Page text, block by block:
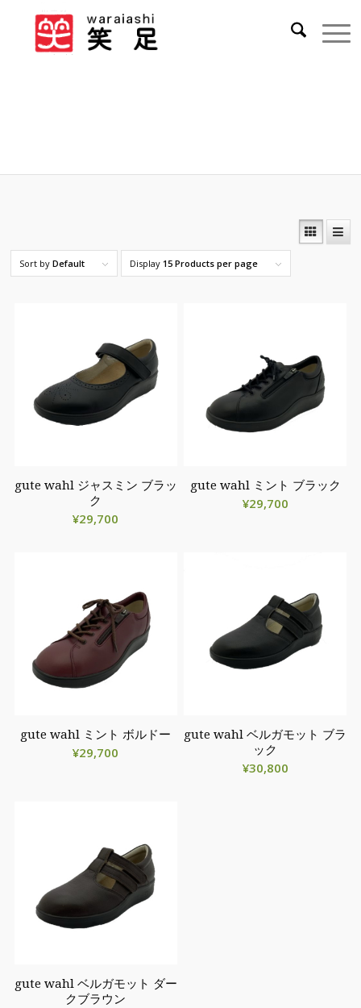
Sort byDefault Display15 Products per page
gute wahl ジャスミン ブラッ
ク
¥29,700
gute wahl ミント ブラック
¥29,700
gute wahl ミント ボルドー
¥29,700
gute wahl ベルガモット ブラ
ック
¥30,800
gute wahl ベルガモット ダー
クブラウン